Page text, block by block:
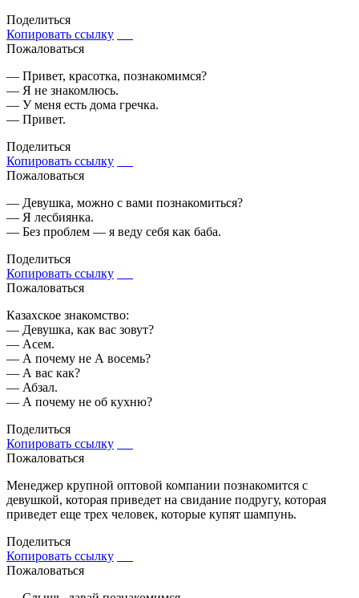
Поделиться
Копировать ссылку
Пожаловаться
— Привет, красотка, познакомимся?
— Я не знакомлюсь.
— У меня есть дома гречка.
— Привет.
Поделиться
Копировать ссылку
Пожаловаться
— Девушка, можно с вами познакомиться?
— Я лесбиянка.
— Без проблем — я веду себя как баба.
Поделиться
Копировать ссылку
Пожаловаться
Казахское знакомство:
— Девушка, как вас зовут?
— Асем.
— А почему не А восемь?
— А вас как?
— Абзал.
— А почему не об кухню?
Поделиться
Копировать ссылку
Пожаловаться
Менеджер крупной оптовой компании познакомится с
девушкой, которая приведет на свидание подругу, которая
приведет еще трех человек, которые купят шампунь.
Поделиться
Копировать ссылку
Пожаловаться